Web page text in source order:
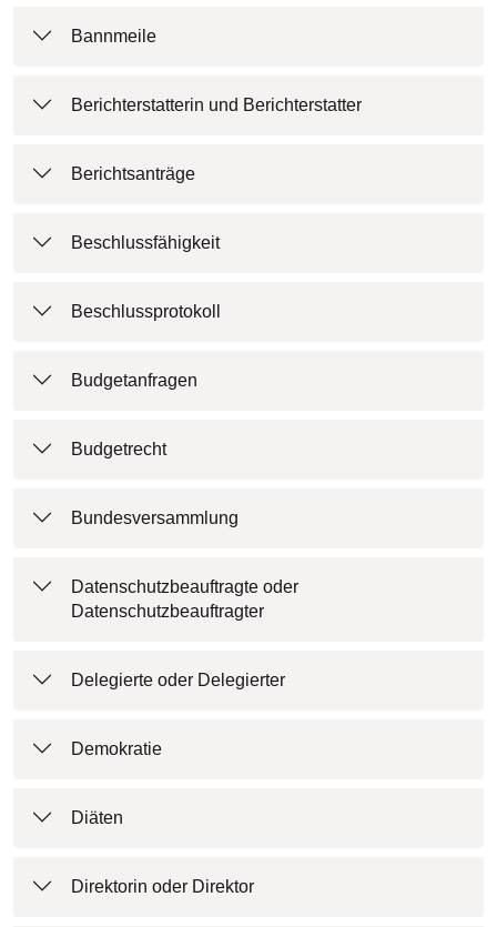
Bannmeile
Berichterstatterin und Berichterstatter
Berichtsanträge
Beschlussfähigkeit
Beschlussprotokoll
Budgetanfragen
Budgetrecht
Bundesversammlung
Datenschutzbeauftragte oder
Datenschutzbeauftragter
Delegierte oder Delegierter
Demokratie
Diäten
Direktorin oder Direktor